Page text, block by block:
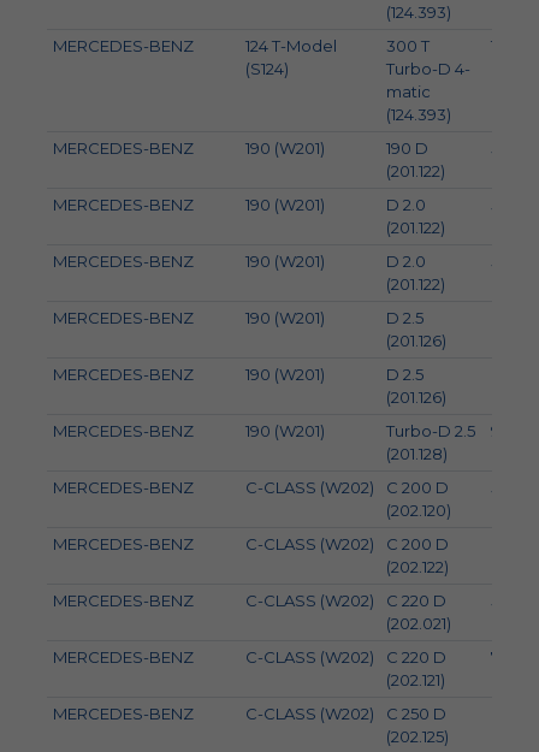
(124.393)
MERCEDES-BENZ
124 T-Model
(S124)
300 T
Turbo-D 4-
matic
(124.393)
108
MERCEDES-BENZ 190 (W201)
190 D
(201.122)
54
MERCEDES-BENZ 190 (W201)
D 2.0
(201.122)
53
MERCEDES-BENZ 190 (W201)
D 2.0
(201.122)
55
MERCEDES-BENZ 190 (W201)
D 2.5
(201.126)
MERCEDES-BENZ 190 (W201)
D 2.5
(201.126)
MERCEDES-BENZ 190 (W201)
Turbo-D 2.5
(201.128)
90
MERCEDES-BENZ C-CLASS (W202)
C 200 D
(202.120)
55
MERCEDES-BENZ C-CLASS (W202)
C 200 D
(202.122)
MERCEDES-BENZ C-CLASS (W202)
C 220 D
(202.021)
55
MERCEDES-BENZ C-CLASS (W202)
C 220 D
(202.121)
70
MERCEDES-BENZ C-CLASS (W202)
C 250 D
(202.125)